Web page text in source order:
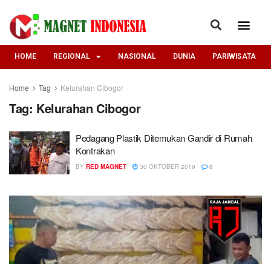
HOME REGIONAL NASIONAL DUNIA PARIWISATA
Home Tag Kelurahan Cibogor
Tag: Kelurahan Cibogor
Pedagang Plastik Ditemukan Gandir di Rumah
Kontrakan
BY RED MAGNET 30 OKTOBER 2019 0